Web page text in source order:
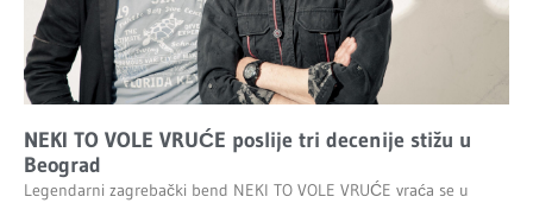
NEKI TO VOLE VRUĆE poslije tri decenije stižu u
Beograd
Legendarni zagrebački bend NEKI TO VOLE VRUĆE vraća se u